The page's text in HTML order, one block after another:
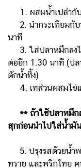
1. ผสมน้ำเปล่ากับ
2. นำกระเทียมกับ
นาที
3. ใส่ปลาหมึกลงไ
ต่ออีก 1.30 นาที (ปล
ตักน้ำทิ้ง)
4. เทส่วนผสมไข่แ
** ถ้าใช้ปลาหมึกส
สุกก่อนนำไปใส่น้ำมั
5. ปรุงรสด้วยน้ำพ
ทราย และพริกไทย